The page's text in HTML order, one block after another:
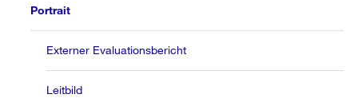
Portrait
Externer Evaluationsbericht
Leitbild